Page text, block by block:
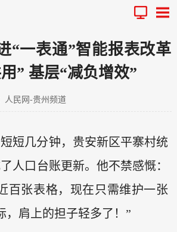
“一表通”智能报表改革
” 基层“减负增效”
人民网-贵州频道
短几分钟，贵安新区平寨村统
人口台账更新。他不禁感慨：
百张表格，现在只需维护一张
，肩上的担子轻多了！”